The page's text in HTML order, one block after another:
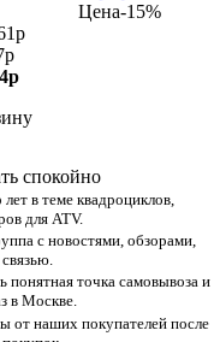
Цена-15%
p
p
p
спокойно
в теме квадроциклов,
для ATV.
с новостями, обзорами,
понятная точка самовывоза и
в Москве.
от наших покупателей после